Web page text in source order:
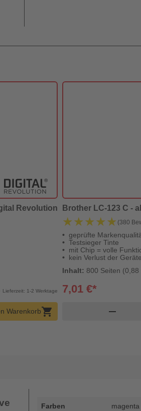
Revolution
Lieferzeit: 1-2 Werktage
Warenkorbshopping_cart
Brother LC-123 C -
★★★★★
★★★★★ (380
geprüfte
Testsieger Tinte
mit Chip = volle
kein Verlust der
Inhalt: 800 Seiten
7,01 €*
remove
Farben magenta